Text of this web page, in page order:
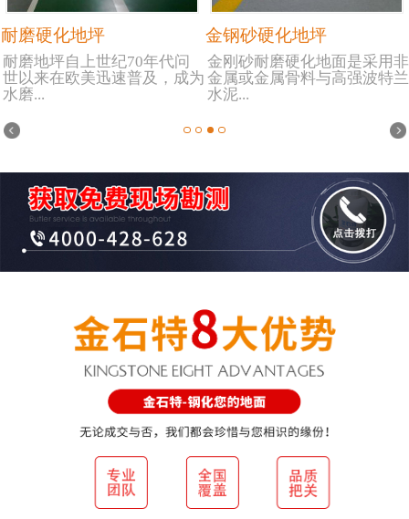
耐磨硬化地坪
耐磨地坪自上世纪70年代问
世以来在欧美迅速普及，成为
水磨...
金钢砂硬化地坪
金刚砂耐磨硬化地面是采用非
金属或金属骨料与高强波特兰
水泥...